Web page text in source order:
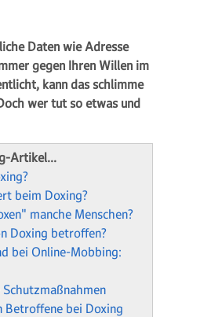
Daten wie Adresse
gegen Ihren Willen im
kann das schlimme
wer tut so etwas und
Artikel…
beim Doxing?
manche Menschen?
Doxing betroffen?
bei Online-Mobbing:
bei Doxing